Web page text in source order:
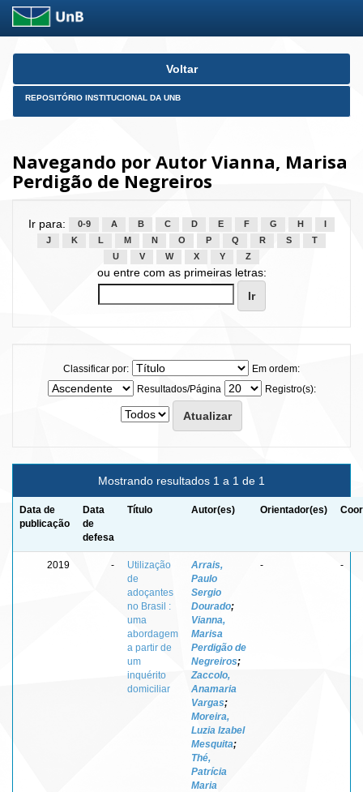
Skip
Voltar
REPOSITÓRIO INSTITUCIONAL DA UNB
Navegando por Autor Vianna, Marisa
Perdigão de Negreiros
Ir para: 0-9 A B C D E F G H
J
K L M N O P Q R S
T
U
V W X Y Z
ou entre com as primeiras letras:
Classificar por:
Em ordem:
Resultados/Página
Registro(s):
Mostrando resultados 1 a 1 de 1
Data de
publicação
Data
de
defesa
Título Autor(es) Orientador(es)
2019 -
Utilização
de
adoçantes
no Brasil :
uma
abordagem
a partir de
um
inquérito
domiciliar
Arrais,
Paulo
Sergio
Dourado;
Vianna,
Marisa
Perdigão de
Negreiros;
Zaccolo,
Anamaria
Vargas;
Moreira,
Luzia Izabel
Mesquita;
Thé,
Patrícia
Maria
- -